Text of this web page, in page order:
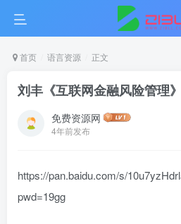
首页 语言资源 正文
刘丰《互联网金融风险管理》
免费资源网
4年前发布
https://pan.baidu.com/s/
pwd=19gg